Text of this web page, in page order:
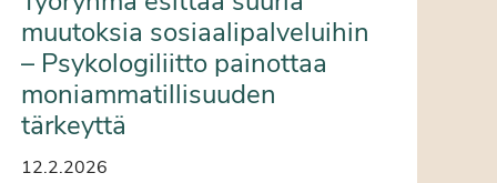
muutoksia sosiaalipalveluihin
– Psykologiliitto painottaa
moniammatillisuuden
tärkeyttä
12.2.2026